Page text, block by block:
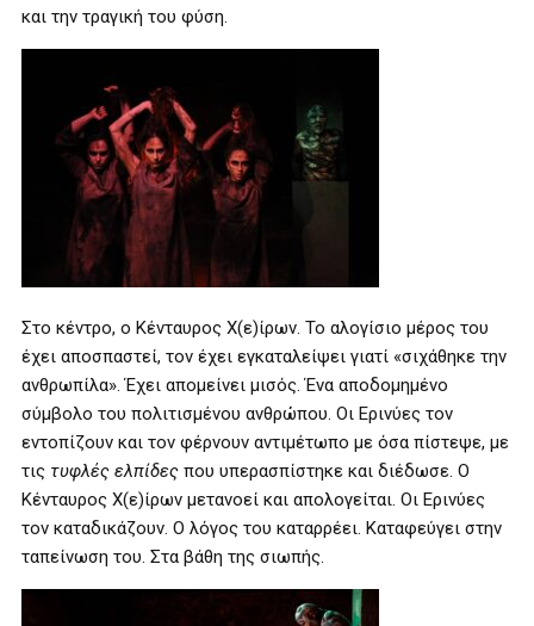
και την τραγική του φύση.
Στο κέντρο, ο Κένταυρος Χ(ε)ίρων. Το αλογίσιο μέρος του
έχει αποσπαστεί, τον έχει εγκαταλείψει γιατί «σιχάθηκε την
ανθρωπίλα». Έχει απομείνει μισός. Ένα αποδομημένο
σύμβολο του πολιτισμένου ανθρώπου. Οι Ερινύες τον
εντοπίζουν και τον φέρνουν αντιμέτωπο με όσα πίστεψε, με
τις τυφλές ελπίδες που υπερασπίστηκε και διέδωσε. Ο
Κένταυρος Χ(ε)ίρων μετανοεί και απολογείται. Οι Ερινύες
τον καταδικάζουν. Ο λόγος του καταρρέει. Καταφεύγει στην
ταπείνωση του. Στα βάθη της σιωπής.